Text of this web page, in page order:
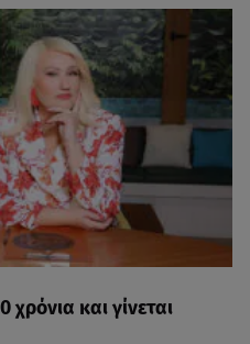
χρόνια και γίνεται